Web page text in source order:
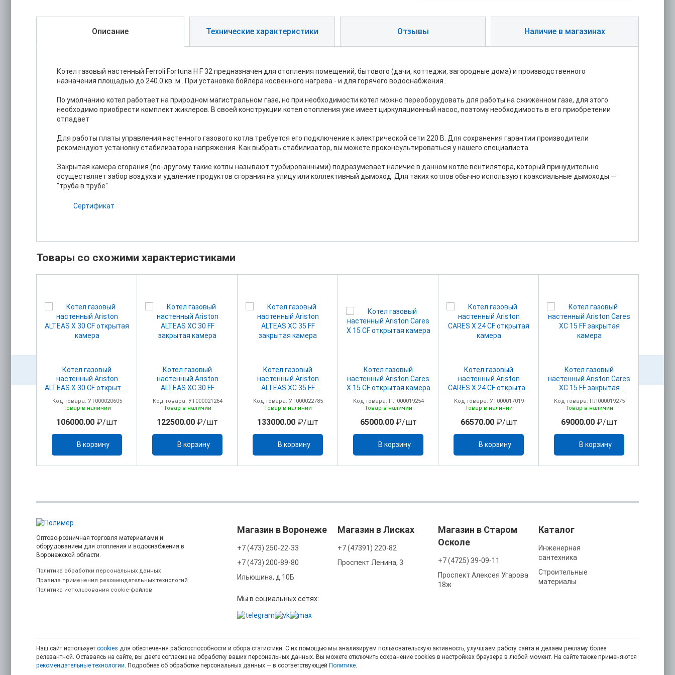
Описание Технические характеристики Отзывы Наличие в магазинах
Котел газовый настенный Ferroli Fortuna H F 32 предназначен для отопления помещений, бытового (дачи, коттеджи, загородные дома) и производственного
назначения площадью до 240.0 кв. м.. При установке бойлера косвенного нагрева - и для горячего водоснабжения..
По умолчанию котел работает на природном магистральном газе, но при необходимости котел можно переоборудовать для работы на сжиженном газе, для этого
необходимо приобрести комплект жиклеров. В своей конструкции котел отопления уже имеет циркуляционный насос, поэтому необходимость в его приобретении
отпадает
Для работы платы управления настенного газового котла требуется его подключение к электрической сети 220 В. Для сохранения гарантии производители
рекомендуют установку стабилизатора напряжения. Как выбрать стабилизатор, вы можете проконсультироваться у нашего специалиста.
Закрытая камера сгорания (по-другому такие котлы называют турбированными) подразумевает наличие в данном котле вентилятора, который принудительно
осуществляет забор воздуха и удаление продуктов сгорания на улицу или коллективный дымоход. Для таких котлов обычно используют коаксиальные дымоходы —
"труба в трубе"
Сертификат
Товары со схожими характеристиками
Котел газовый
настенный Ariston
ALTEAS Х 30 CF открытая
Код товара: УТ000020605
Товар в наличии
106000.00 ₽/шт
В корзину
Котел газовый
настенный Ariston
ALTEAS ХC 30 FF
Код товара: УТ000021264
Товар в наличии
122500.00 ₽/шт
В корзину
Котел газовый
настенный Ariston
ALTEAS ХC 35 FF
Код товара: УТ000022785
Товар в наличии
133000.00 ₽/шт
В корзину
Котел газовый
настенный Ariston Cares
X 15 CF открытая камера
Код товара: ПЛ000019254
Товар в наличии
65000.00₽/шт
В корзину
Котел газовый
настенный Ariston
CARES X 24 CF открытая
Код товара: УТ000017019
Товар в наличии
66570.00₽/шт
В корзину
Котел газовый
настенный Ariston Cares
XC 15 FF закрытая
Код товара: ПЛ000019275
Товар в наличии
69000.00₽/шт
В корзину
CARES
Оптово-розничная торговля материалами и
оборудованием для отопления и водоснабжения в
Воронежской области.
Политика обработки персональных данных
Правила применения рекомендательных технологий
Политика использования cookie-файлов
Магазин в Воронеже
+7 (473) 250-22-33
+7 (473) 200-89-80
Ильюшина, д.10Б
Мы в социальных сетях:
Магазин в Лисках
+7 (47391) 220-82
Проспект Ленина, 3
Магазин в Старом
Осколе
+7 (4725) 39-09-11
Проспект Алексея Угарова
18ж
Каталог
Инженерная
сантехника
Строительные
материалы
Наш сайт использует cookies для обеспечения работоспособности и сбора статистики. С их помощью мы анализируем пользовательскую активность, улучшаем работу сайта и делаем рекламу более
релевантной. Оставаясь на сайте, вы даете согласие на обработку ваших персональных данных. Вы можете отключить сохранение cookies в настройках браузера в любой момент. На сайте также применяются
рекомендательные технологии . Подробнее об обработке персональных данных — в соответствующей Политике